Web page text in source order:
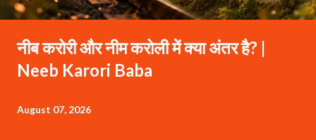
नीब करोरी और नीम करोली में क्या अंतर है? |
Neeb Karori Baba
August 07, 2026